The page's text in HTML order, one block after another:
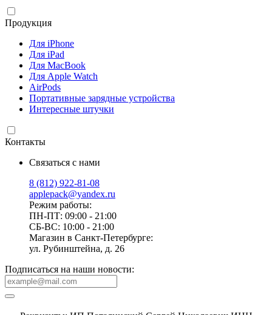
Продукция
Для iPhone
Для iPad
Для MacBook
Для Apple Watch
AirPods
Портативные зарядные устройства
Интересные штучки
Контакты
Связаться с нами
8 (812) 922-81-08
applepack@yandex.ru
Режим работы:
ПН-ПТ: 09:00 - 21:00
СБ-ВС: 10:00 - 21:00
Магазин в Санкт-Петербурге:
ул. Рубинштейна, д. 26
Подписаться на наши новости: